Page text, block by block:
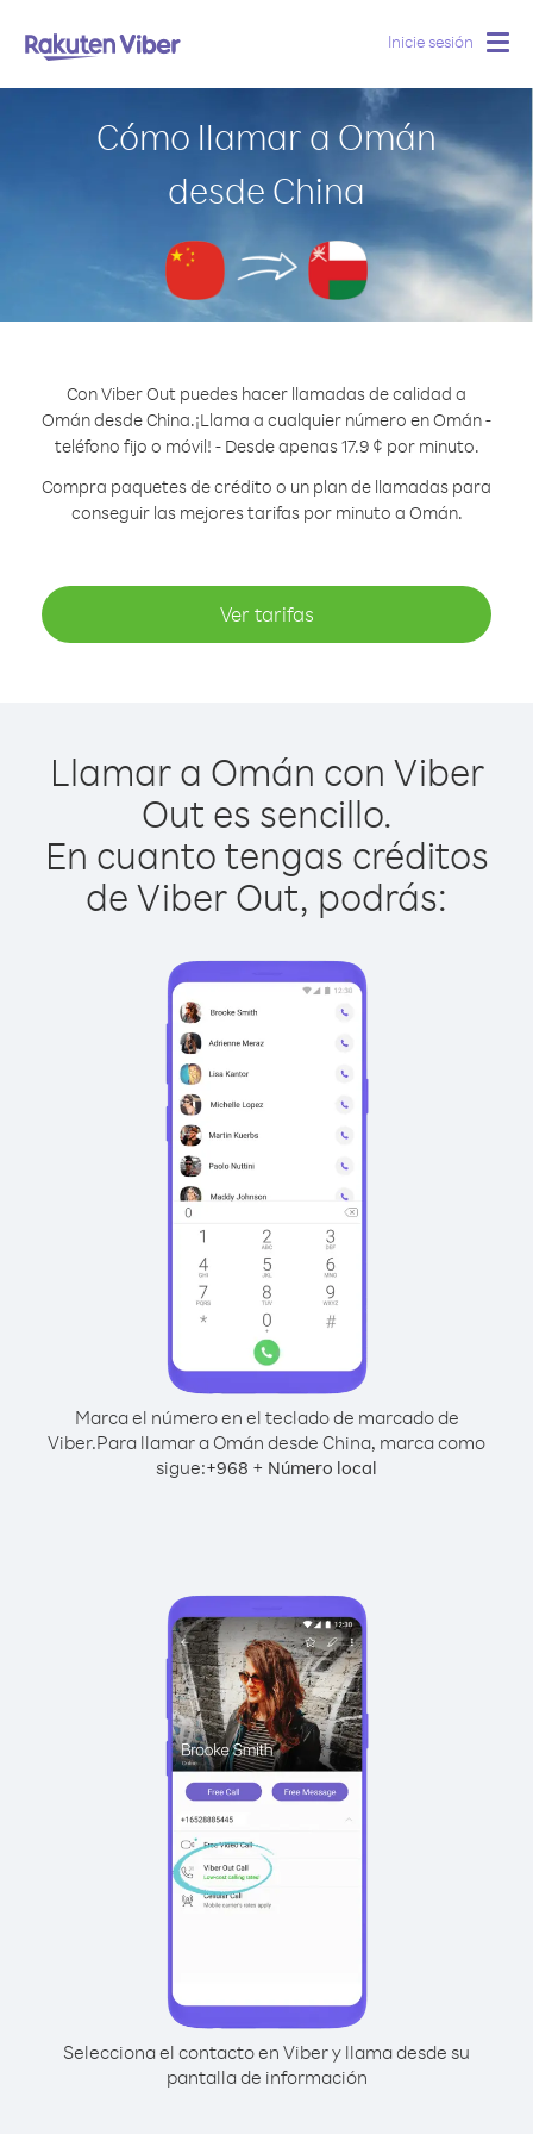
Inicie sesión
Cómo llamar a Omán
desde China
Con Viber Out puedes hacer llamadas de calidad a
Omán desde China.¡Llama a cualquier número en Omán -
teléfono fijo o móvil! - Desde apenas 17.9 ¢ por minuto.
Compra paquetes de crédito o un plan de llamadas para
conseguir las mejores tarifas por minuto a Omán.
Ver tarifas
Llamar a Omán con Viber
Out es sencillo.
En cuanto tengas créditos
de Viber Out, podrás:
Marca el número en el teclado de marcado de
Viber.Para llamar a Omán desde China, marca como
sigue:+968 + Número local
Selecciona el contacto en Viber y llama desde su
pantalla de información